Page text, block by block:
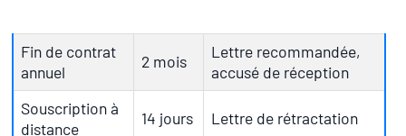
Fin de contrat
annuel
2 mois
Lettre recommandée,
accusé de réception
Souscription à
distance
14 jours Lettre de rétractation